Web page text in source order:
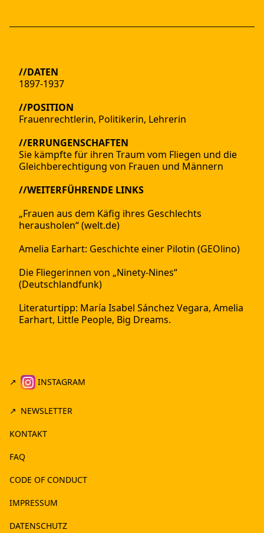
//DATEN
1897-1937
//POSITION
Frauenrechtlerin, Politikerin, Lehrerin
//ERRUNGENSCHAFTEN
Sie kämpfte für ihren Traum vom Fliegen und die
Gleichberechtigung von Frauen und Männern
//WEITERFÜHRENDE LINKS
„Frauen aus dem Käfig ihres Geschlechts
herausholen“ (welt.de)
Amelia Earhart: Geschichte einer Pilotin (GEOlino)
Die Fliegerinnen von „Ninety-Nines“
(Deutschlandfunk)
Literaturtipp: María Isabel Sánchez Vegara, Amelia
Earhart, Little People, Big Dreams.
INSTAGRAM
NEWSLETTER
KONTAKT
FAQ
CODE OF CONDUCT
IMPRESSUM
DATENSCHUTZ